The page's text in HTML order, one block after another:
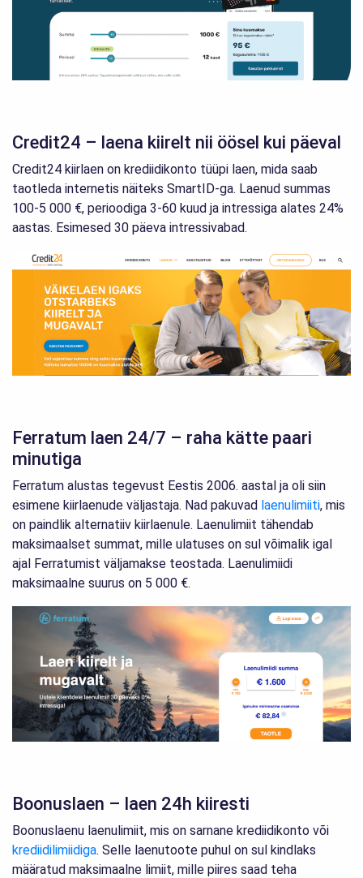
Credit24 – laena kiirelt nii öösel kui päeval
Credit24 kiirlaen on krediidikonto tüüpi laen, mida saab
taotleda internetis näiteks SmartID-ga. Laenud summas
100-5 000 €, perioodiga 3-60 kuud ja intressiga alates 24%
aastas. Esimesed 30 päeva intressivabad.
Ferratum laen 24/7 – raha kätte paari
minutiga
Ferratum alustas tegevust Eestis 2006. aastal ja oli siin
esimene kiirlaenude väljastaja. Nad pakuvad laenulimiiti, mis
on paindlik alternatiiv kiirlaenule. Laenulimiit tähendab
maksimaalset summat, mille ulatuses on sul võimalik igal
ajal Ferratumist väljamakse teostada. Laenulimiidi
maksimaalne suurus on 5 000 €.
Boonuslaen – laen 24h kiiresti
Boonuslaenu laenulimiit, mis on sarnane krediidikonto või
krediidilimiidiga. Selle laenutoote puhul on sul kindlaks
määratud maksimaalne limiit, mille piires saad teha